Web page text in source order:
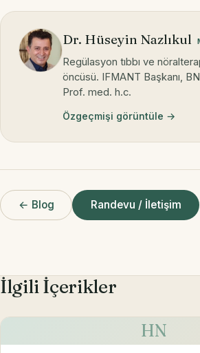
Dr. Hüseyin Nazlıkul
Regülasyon tıbbı ve
öncüsü. IFMANT Başkanı,
Prof. med. h.c.
Özgeçmişi görüntüle →
← Blog Randevu / İletişim
İlgili İçerikler
HN